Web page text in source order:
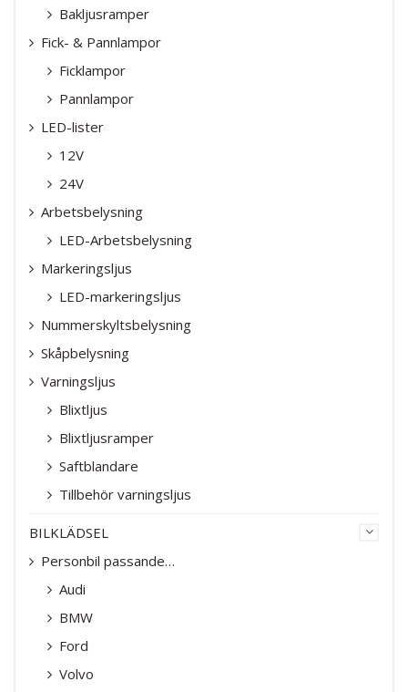
Bakljusramper
Fick- & Pannlampor
Ficklampor
Pannlampor
LED-lister
12V
24V
Arbetsbelysning
LED-Arbetsbelysning
Markeringsljus
LED-markeringsljus
Nummerskyltsbelysning
Skåpbelysning
Varningsljus
Blixtljus
Blixtljusramper
Saftblandare
Tillbehör varningsljus
BILKLÄDSEL
Personbil passande…
Audi
BMW
Ford
Volvo